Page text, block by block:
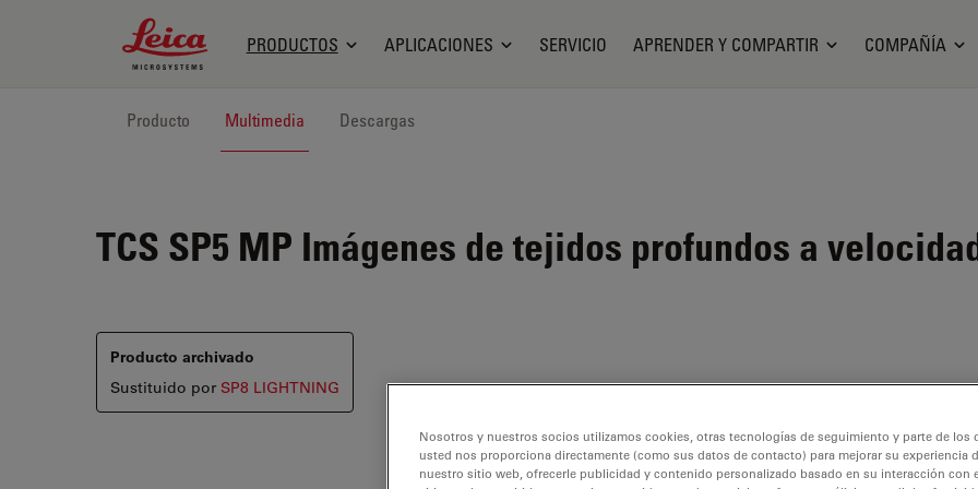
Leica Microsystems Logo
PRODUCTOS APLICACIONES SERVICIO APRENDER Y COMPARTIR COMPAÑÍA
Producto Multimedia Descargas
TCS SP5 MP Imágenes de tejidos profundos a
Producto archivado
Sustituido por SP8 LIGHTNING
Nosotros y nuestros socios utilizamos cookies, otras tecnologías de seguimiento y parte de los
usted nos proporciona directamente (como sus datos de contacto) para mejorar su experiencia
nuestro sitio web, ofrecerle publicidad y contenido personalizado basado en su interacción con